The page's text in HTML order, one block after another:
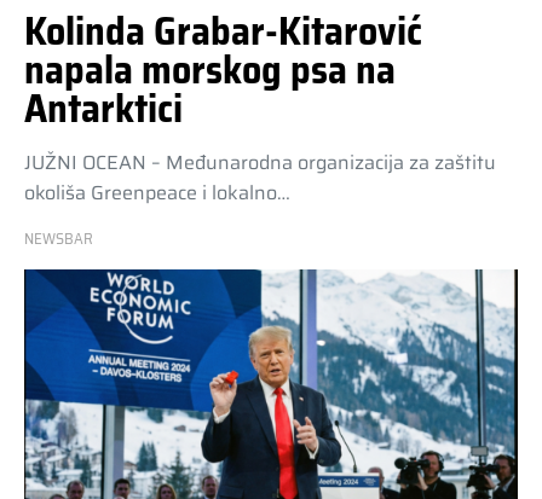
Kolinda Grabar-Kitarović
napala morskog psa na
Antarktici
JUŽNI OCEAN – Međunarodna organizacija za zaštitu
okoliša Greenpeace i lokalno…
NEWSBAR